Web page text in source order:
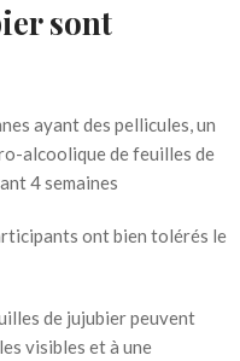
sont
ayant des pellicules, un
alcoolique de feuilles de
4 semaines
ont bien tolérés le
de jujubier peuvent
visibles et à une